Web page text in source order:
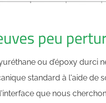
peu
ou d’époxy durci
standard à l'aide de
que nous